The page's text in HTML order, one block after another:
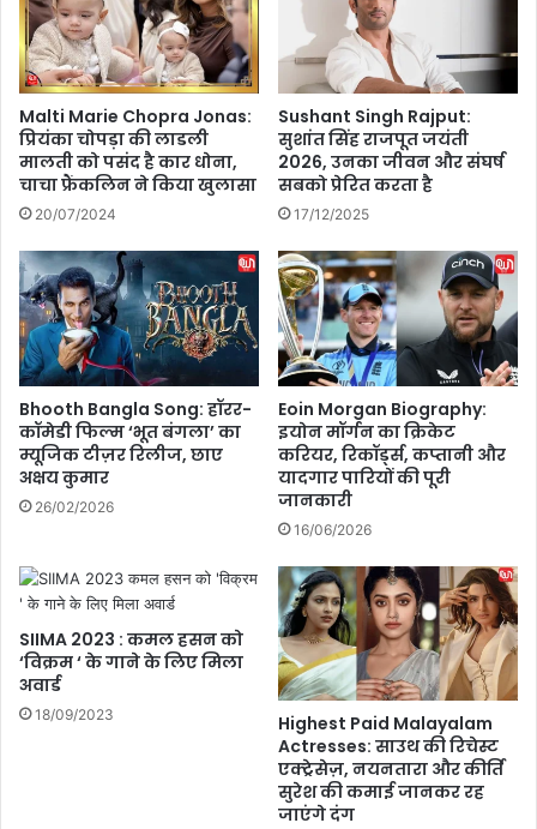
ज
य
रा
ठी
की
शा
न
र
वा
प
सी
,
क्या
फि
र
ब
द
ले
गी
की
र
नी
ति
a
r
:
ने
के
शौ
के
लि
ए
दा
द
र
है
बे
स्ट
ज
ग
आ
ज
ही
क
रें
ट्रा
Malti Marie Chopra Jonas:
प्रियंका चोपड़ा की लाडली
मालती को पसंद है कार धोना,
चाचा फ्रैंकलिन ने किया खुलासा
20/07/2024
Sushant Singh Rajput:
सुशांत सिंह राजपूत जयंती
2026, उनका जीवन और संघर्ष
सबको प्रेरित करता है
17/12/2025
Bhooth Bangla Song: हॉरर-
कॉमेडी फिल्म ‘भूत बंगला’ का
म्यूजिक टीज़र रिलीज, छाए
अक्षय कुमार
26/02/2026
Eoin Morgan Biography:
इयोन मॉर्गन का क्रिकेट
करियर, रिकॉर्ड्स, कप्तानी और
यादगार पारियों की पूरी
जानकारी
16/06/2026
SIIMA 2023 : कमल हसन को
‘विक्रम ‘ के गाने के लिए मिला
अवार्ड
18/09/2023
Highest Paid Malayalam
Actresses: साउथ की रिचेस्ट
एक्ट्रेसेज़, नयनतारा और कीर्ति
सुरेश की कमाई जानकर रह
जाएंगे दंग